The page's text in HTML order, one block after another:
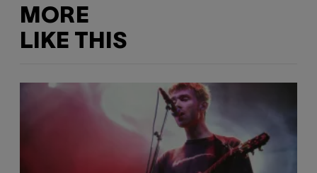
MORE
LIKE THIS